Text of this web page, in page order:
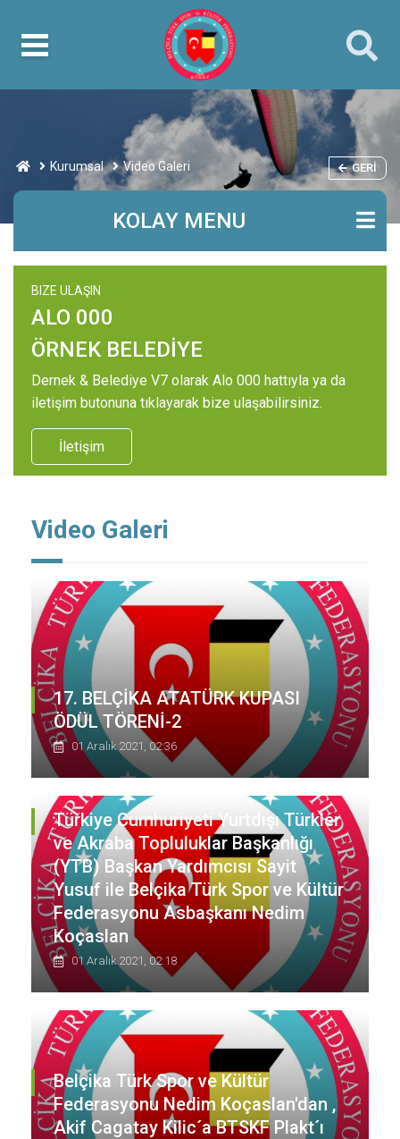
Kurumsal Video Galeri GERI
KOLAY MENU
BIZE ULAŞIN
ALO 000
ÖRNEK BELEDİYE
Dernek & Belediye V7 olarak Alo 000 hattıyla ya da
iletişim butonuna tıklayarak bize ulaşabilirsiniz.
İletişim
Video Galeri
17. BELÇİKA ATATÜRK KUPASI
ÖDÜL TÖRENİ-2
01 Aralık 2021, 02:36
Türkiye Cumhuriyeti Yurtdışı Türkler
ve Akraba Topluluklar Başkanlığı
(YTB) Başkan Yardımcısı Sayit
Yusuf ile Belçika Türk Spor ve Kültür
Federasyonu Asbaşkanı Nedim
Koçaslan
01 Aralık 2021, 02:18
Belçika Türk Spor ve Kültür
Federasyonu Nedim Koçaslan'dan ,
Akif Cagatay Kilic´a BTSKF Plakt´ı